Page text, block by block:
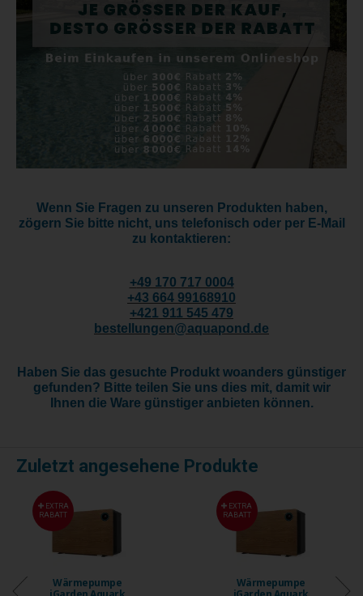
Wenn Sie Fragen zu unseren Produkten haben,
zögern Sie bitte nicht, uns telefonisch oder per E-Mail
zu kontaktieren:
+49 170 717 0004
+43 664 99168910
+421 911 545 479
bestellungen@aquapond.de
Haben Sie das gesuchte Produkt woanders günstiger
gefunden? Bitte teilen Sie uns dies mit, damit wir
Ihnen die Ware günstiger anbieten können.
Zuletzt angesehene Produkte